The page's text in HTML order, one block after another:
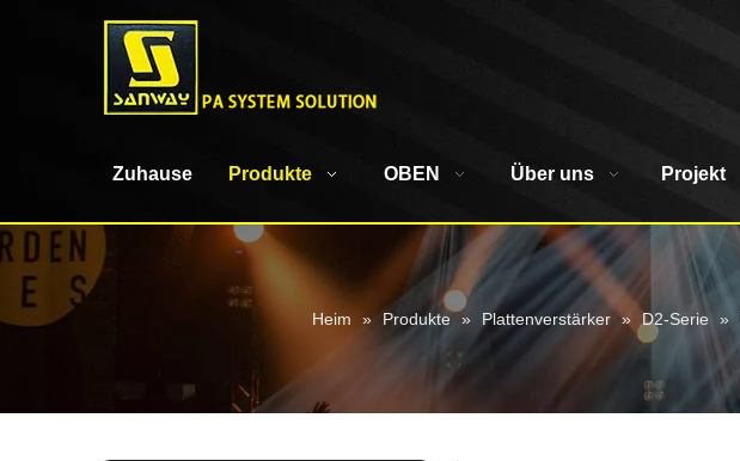
Zuhause Produkte OBEN Über uns Projekt
Heim » Produkte » Plattenverstärker » D2-Serie »